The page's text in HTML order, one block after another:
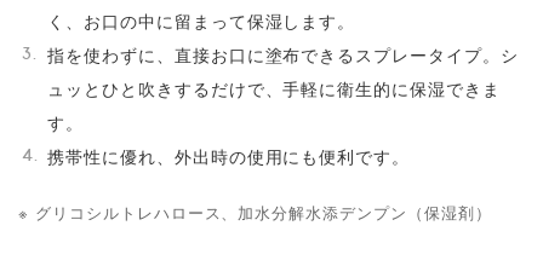
く、お口の中に留まって保湿します。
指を使わずに、直接お口に塗布できるスプレータイプ。シ
ュッとひと吹きするだけで、手軽に衛生的に保湿できま
す。
携帯性に優れ、外出時の使用にも便利です。
※ グリコシルトレハロース、加水分解水添デンプン（保湿剤）